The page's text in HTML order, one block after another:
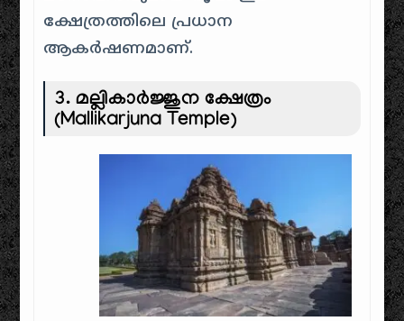
ക്ഷേത്രത്തിലെ പ്രധാന
ആകർഷണമാണ്.
3.മല്ലികാർജ്ജുന ക്ഷേത്രം
(Mallikarjuna Temple)